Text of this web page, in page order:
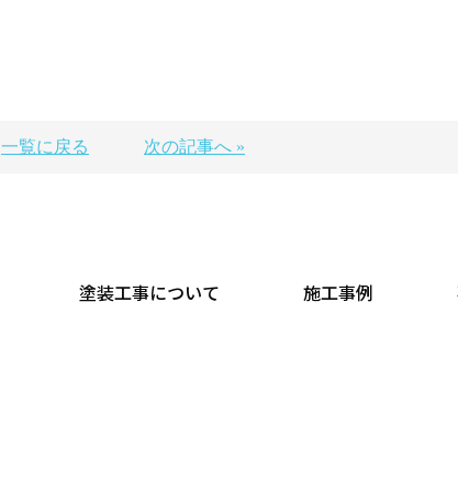
一覧に戻る 次の記事へ »
塗装工事について 施工事例